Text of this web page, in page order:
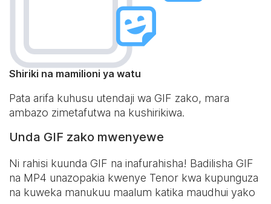
Shiriki na mamilioni ya watu
Pata arifa kuhusu utendaji wa GIF zako, mara
ambazo zimetafutwa na kushirikiwa.
Unda GIF zako mwenyewe
Ni rahisi kuunda GIF na inafurahisha! Badilisha GIF
na MP4 unazopakia kwenye Tenor kwa kupunguza
na kuweka manukuu maalum katika maudhui yako